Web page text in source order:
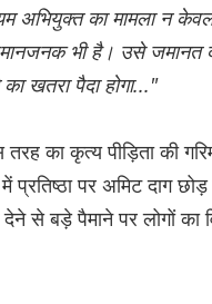
अभियुक्त का मामला न
भी है। उसे जमानत
का खतरा पैदा होगा..."
का कृत्य पीड़िता की
प्रतिष्ठा पर अमिट दाग
से बड़े पैमाने पर लोगों का